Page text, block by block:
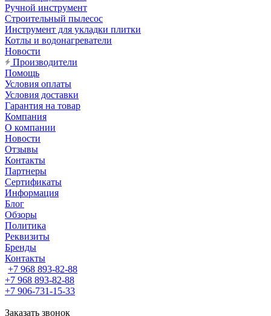
Ручной инструмент
Строительный пылесос
Инструмент для укладки плитки
Котлы и водонагреватели
Новости
Производители
Помощь
Условия оплаты
Условия доставки
Гарантия на товар
Компания
О компании
Новости
Отзывы
Контакты
Партнеры
Сертификаты
Информация
Блог
Обзоры
Политика
Реквизиты
Бренды
Контакты
+7 968 893-82-88
+7 968 893-82-88
+7 906-731-15-33
Заказать звонок